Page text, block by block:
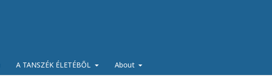
A TANSZÉK ÉLETÉBŐL About